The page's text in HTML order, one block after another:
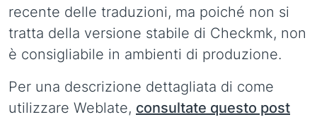
recente delle traduzioni, ma poiché non si
tratta della versione stabile di Checkmk, non
è consigliabile in ambienti di produzione.
Per una descrizione dettagliata di come
utilizzare Weblate, consultate questo post